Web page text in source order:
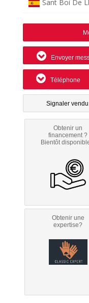
Sant Boi De
Envoyer
Téléphone
Signaler vendu
Obtenir un
financement ?
Bientôt
Obtenir une
expertise?